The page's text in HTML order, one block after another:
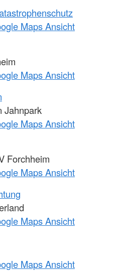
Maps Ansicht
Maps Ansicht
Jahnpark
Maps Ansicht
Forchheim
Maps Ansicht
Maps Ansicht
Maps Ansicht